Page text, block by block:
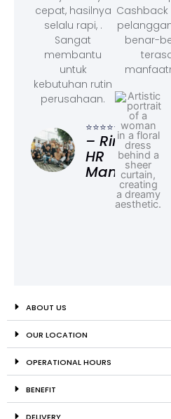
cepat, hasilnya
selalu rapi, .
Sangat
membantu
untuk
kebutuhan rutin
perusahaan.
⭐⭐⭐⭐⭐
– Rina,
HR
Manager
Cashback
benar-
ABOUT US
OUR LOCATION
OPERATIONAL HOURS
BENEFIT
DELIVERY